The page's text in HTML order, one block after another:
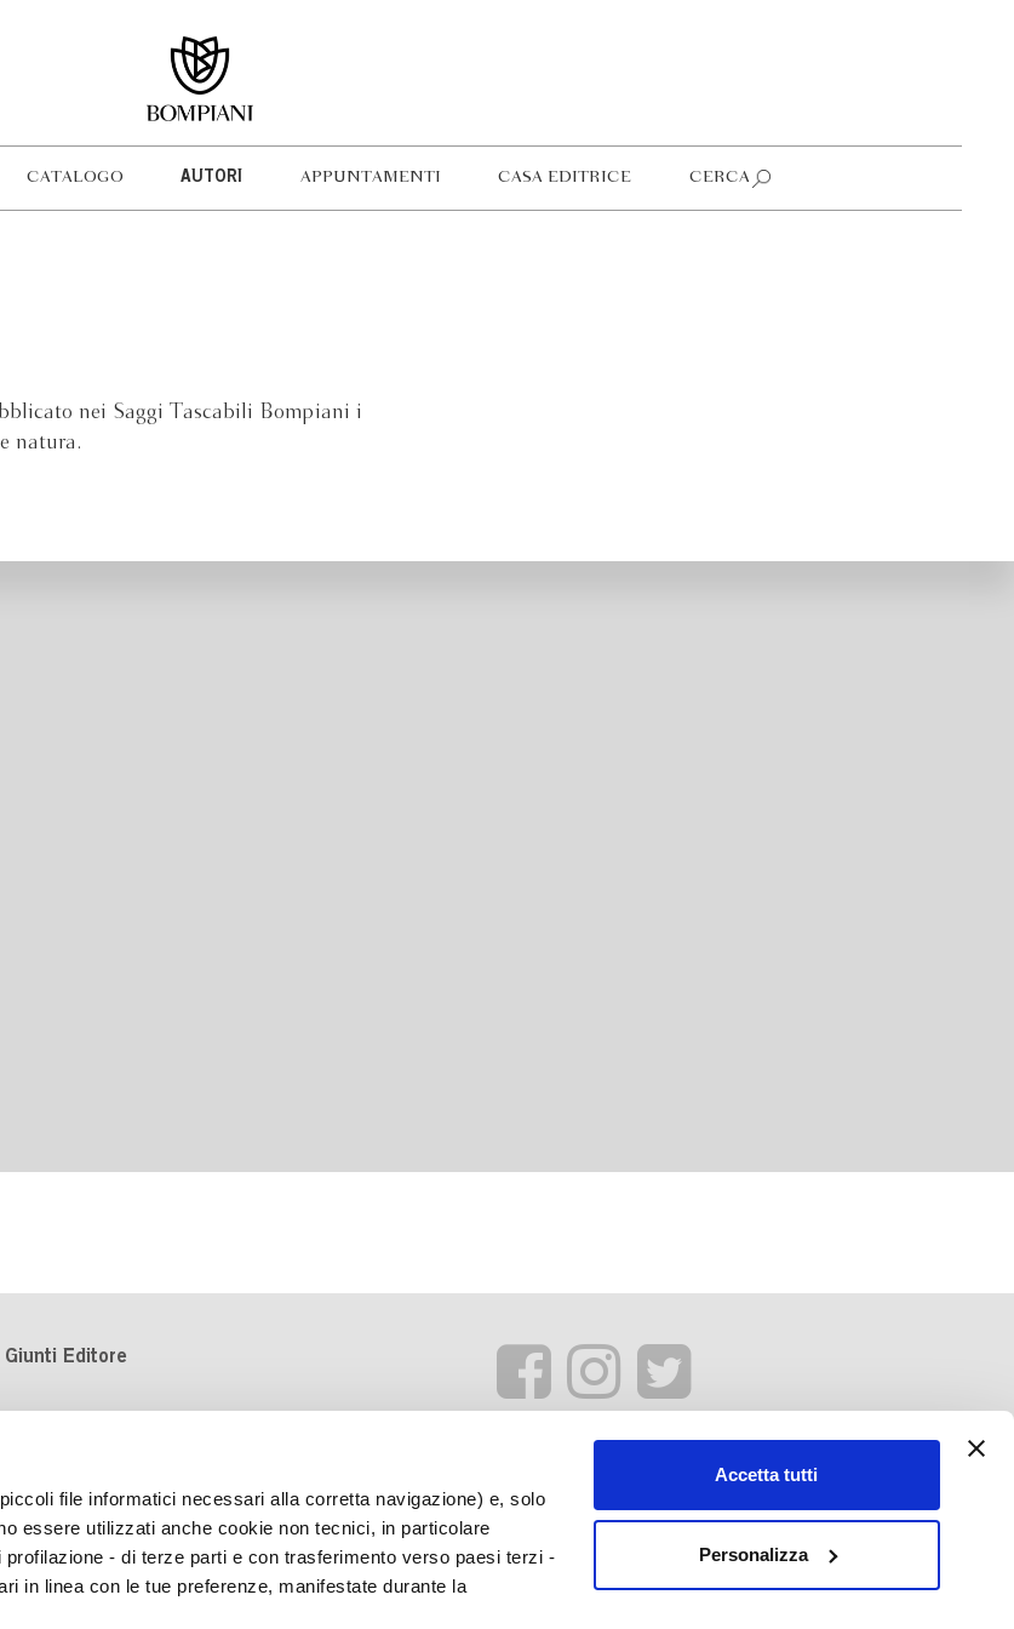
file informatici necessari alla corretta navigazione) e, solo
essere utilizzati anche cookie non tecnici, in particolare
- di terze parti e con trasferimento verso paesi terzi -
in linea con le tue preferenze, manifestate durante la
Accetta tutti
Personalizza
CATALOGO AUTORI APPUNTAMENTI CASA EDITRICE CERCA
nei Saggi Tascabili Bompiani i
natura.
Editore
d'iscrizione al Registro
di Milano REA 1327444
sulla privacy